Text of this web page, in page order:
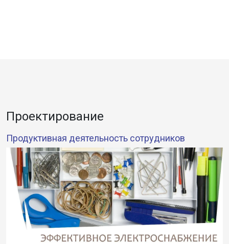
Проектирование
Продуктивная деятельность сотрудников